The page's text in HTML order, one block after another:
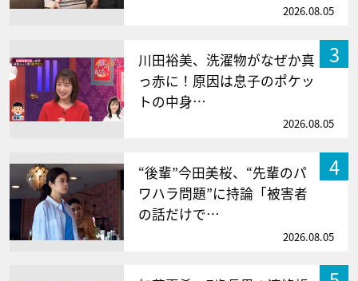
2026.08.05
3
川田裕美、洗濯物がなぜか真
っ赤に！原因は息子のポケッ
トの中身…
2026.08.05
4
“後輩”今田美桜、“先輩のパ
ワハラ問題”に持論「被害者
の話だけで…
2026.08.05